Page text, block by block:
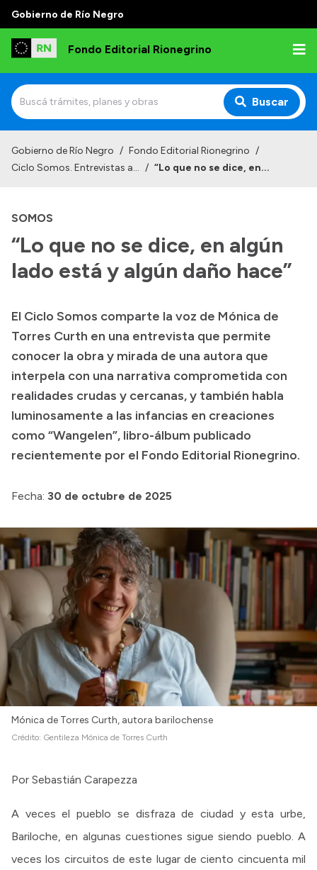
Gobierno de Río Negro
Fondo Editorial Rionegrino
Buscar
Consejo Asesor
Normativa
Colecciones
Gobierno de Río Negro / Fondo Editorial Rionegrino /
Ciclo Somos. Entrevistas a... / “Lo que no se dice, en...
SOMOS
“Lo que no se dice, en algún
lado está y algún daño hace”
El Ciclo Somos comparte la voz de Mónica de
Torres Curth en una entrevista que permite
conocer la obra y mirada de una autora que
interpela con una narrativa comprometida con
realidades crudas y cercanas, y también habla
luminosamente a las infancias en creaciones
como “Wangelen”, libro-álbum publicado
recientemente por el Fondo Editorial Rionegrino.
Fecha: 30 de octubre de 2025
Mónica de Torres Curth, autora barilochense
Crédito: Gentileza Mónica de Torres Curth
Por Sebastián Carapezza
A veces el pueblo se disfraza de ciudad y esta urbe,
Bariloche, en algunas cuestiones sigue siendo pueblo. A
veces los circuitos de este lugar de ciento cincuenta mil